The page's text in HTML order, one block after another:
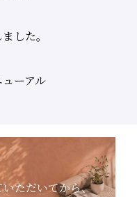
した。
ーアル
ただいてから、